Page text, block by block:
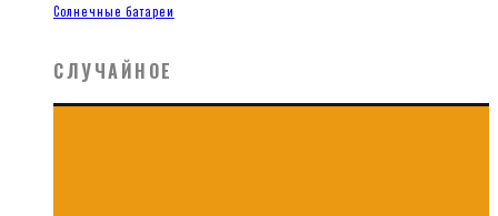
Солнечные батареи
СЛУЧАЙНОЕ